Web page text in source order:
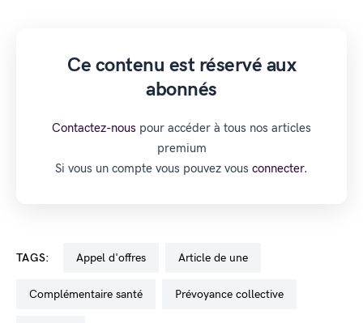
Ce contenu est réservé aux
abonnés
Contactez-nous pour accéder à tous nos articles
premium
Si vous un compte vous pouvez vous connecter.
TAGS: appel d'offres Article de une
Complémentaire santé prévoyance collective